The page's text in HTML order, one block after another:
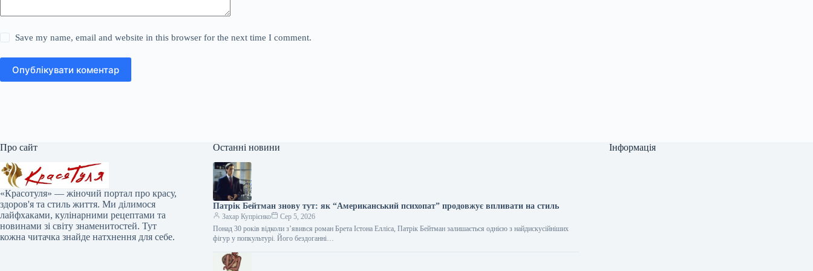
Save my name, email and website in this browser for the next time I comment.
Опублікувати коментар
Про сайт
«Красотуля» — жіночий портал про красу,
здоров'я та стиль життя. Ми ділимося
лайфхаками, кулінарними рецептами та
новинами зі світу знаменитостей. Тут
кожна читачка знайде натхнення для себе.
Останні новини
Патрік Бейтман знову тут: як “Американський психопат” продовжує впливати на стиль
Захар Купрієнко
Сер 5, 2026
Понад 30 років відколи з’явився роман Брета Істона Елліса, Патрік Бейтман залишається однією з найдискусійніших
фігур у попкультурі. Його бездоганні…
Інформація